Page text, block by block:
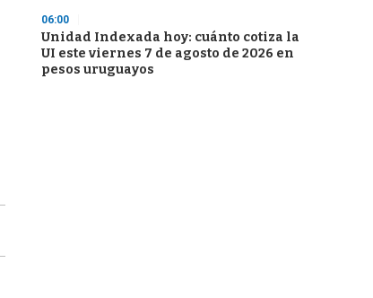
06:00
Unidad Indexada hoy: cuánto cotiza la
UI este viernes 7 de agosto de 2026 en
pesos uruguayos